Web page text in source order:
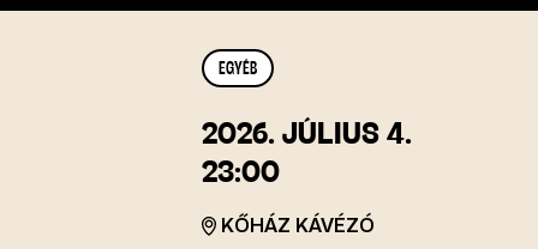
EGYÉB
2026. JÚLIUS 4.
23:00
KŐHÁZ KÁVÉZÓ